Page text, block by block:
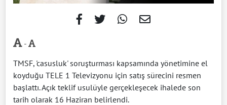
-
TMSF, 'casusluk' soruşturması kapsamında yönetimine el
koyduğu TELE 1 Televizyonu için satış sürecini resmen
başlattı. Açık teklif usulüyle gerçekleşecek ihalede son
tarih olarak 16 Haziran belirlendi.